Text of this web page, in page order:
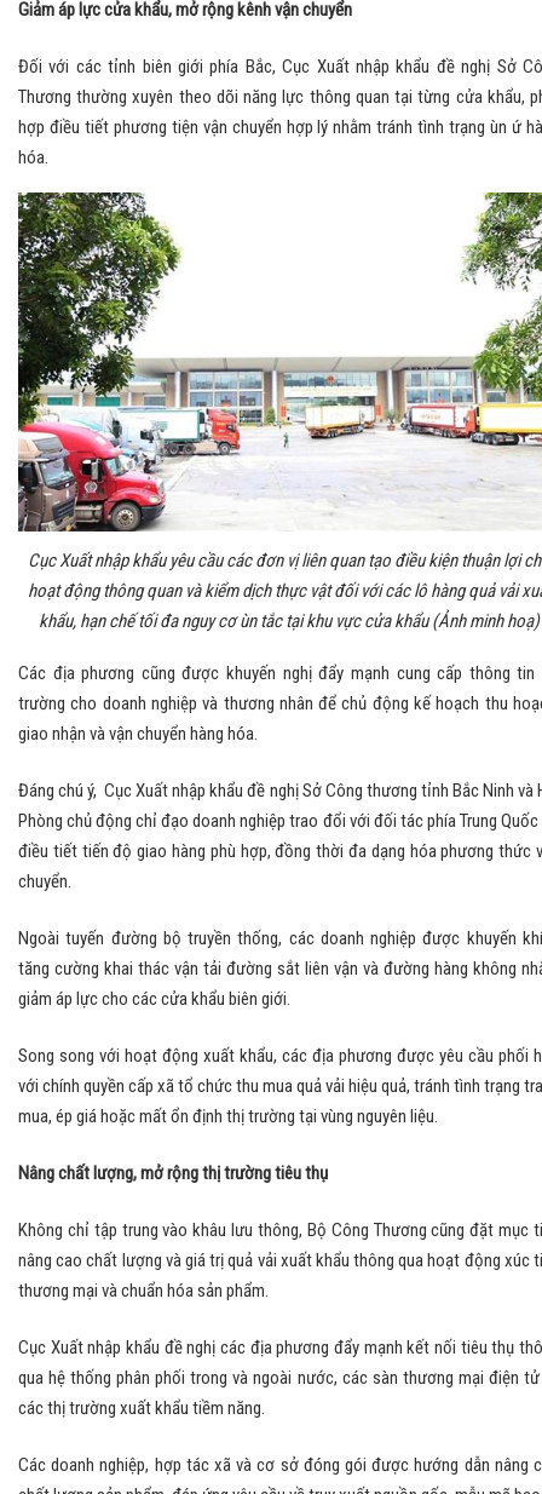
Giảm áp lực cửa khẩu, mở rộng kênh vận chuyển
Đối với các tỉnh biên giới phía Bắc, Cục Xuất nhập khẩu đề nghị Sở
Thương thường xuyên theo dõi năng lực thông quan tại từng cửa khẩu,
hợp điều tiết phương tiện vận chuyển hợp lý nhằm tránh tình trạng ùn ứ
hóa.
Cục Xuất nhập khẩu yêu cầu các đơn vị liên quan tạo điều kiện thuận lợi
hoạt động thông quan và kiểm dịch thực vật đối với các lô hàng quả vải
khẩu, hạn chế tối đa nguy cơ ùn tắc tại khu vực cửa khẩu (Ảnh minh hoạ)
Các địa phương cũng được khuyến nghị đẩy mạnh cung cấp thông tin
trường cho doanh nghiệp và thương nhân để chủ động kế hoạch thu
giao nhận và vận chuyển hàng hóa.
Đáng chú ý, Cục Xuất nhập khẩu đề nghị Sở Công thương tỉnh Bắc Ninh và
Phòng chủ động chỉ đạo doanh nghiệp trao đổi với đối tác phía Trung
điều tiết tiến độ giao hàng phù hợp, đồng thời đa dạng hóa phương thức
chuyển.
Ngoài tuyến đường bộ truyền thống, các doanh nghiệp được khuyến
tăng cường khai thác vận tải đường sắt liên vận và đường hàng không
giảm áp lực cho các cửa khẩu biên giới.
Song song với hoạt động xuất khẩu, các địa phương được yêu cầu phối
với chính quyền cấp xã tổ chức thu mua quả vải hiệu quả, tránh tình trạng
mua, ép giá hoặc mất ổn định thị trường tại vùng nguyên liệu.
Nâng chất lượng, mở rộng thị trường tiêu thụ
Không chỉ tập trung vào khâu lưu thông, Bộ Công Thương cũng đặt mục
nâng cao chất lượng và giá trị quả vải xuất khẩu thông qua hoạt động xúc
thương mại và chuẩn hóa sản phẩm.
Cục Xuất nhập khẩu đề nghị các địa phương đẩy mạnh kết nối tiêu thụ
qua hệ thống phân phối trong và ngoài nước, các sàn thương mại điện
các thị trường xuất khẩu tiềm năng.
Các doanh nghiệp, hợp tác xã và cơ sở đóng gói được hướng dẫn nâng